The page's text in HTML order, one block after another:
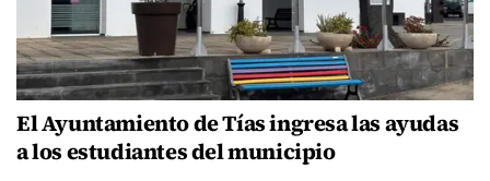
El Ayuntamiento de Tías ingresa las ayudas
a los estudiantes del municipio